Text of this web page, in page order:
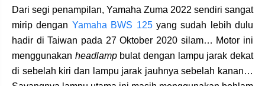
Dari segi penampilan, Yamaha Zuma 2022 sendiri sangat
mirip dengan Yamaha BWS 125yang sudah lebih dulu
hadir di Taiwan pada 27 Oktober 2020 silam… Motor ini
menggunakan headlampbulat dengan lampu jarak dekat
di sebelah kiri dan lampu jarak jauhnya sebelah kanan…